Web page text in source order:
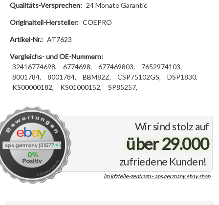
Wir sind stolz auf
über 29.000
zufriedene Kunden!
im kfzteile-zentrum - aps.germany ebay shop
Qualitäts-Versprechen: 24 Monate Garantie
Originalteil-Hersteller: COEPRO
Artikel-Nr.: AT7623
Vergleichs- und OE-Nummern:
32416774698,
6774698, 677469803,
7652974103,
8001784,
8001784, BBM82Z, CSP75102GS,
DSP1830,
KS00000182,
KS01000152, SP85257,